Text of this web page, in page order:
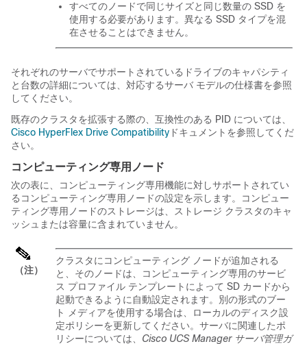
すべてのノードで同じサイズと同じ数量の SSD を
使用する必要があります。異なる SSD タイプを混
在させることはできません。
それぞれのサーバでサポートされているドライブのキャパシティ
と台数の詳細については、対応するサーバ モデルの仕様書を参照
してください。
既存のクラスタを拡張する際の、互換性のある PID については、
Cisco HyperFlex Drive Compatibility ドキュメントを参照してくだ
さい。
コンピューティング専用ノード
次の表に、コンピューティング専用機能に対しサポートされてい
るコンピューティング専用ノードの設定を示します。コンピュー
ティング専用ノードのストレージは、ストレージ クラスタのキャ
ッシュまたは容量に含まれていません。
（注）
クラスタにコンピューティング ノードが追加される
と、そのノードは、コンピューティング専用のサービ
ス プロファイル テンプレートによって SD カードから
起動できるように自動設定されます。別の形式のブー
ト メディアを使用する場合は、ローカルのディスク設
定ポリシーを更新してください。サーバに関連したポ
リシーについては、 Cisco UCS Manager サーバ管理ガ